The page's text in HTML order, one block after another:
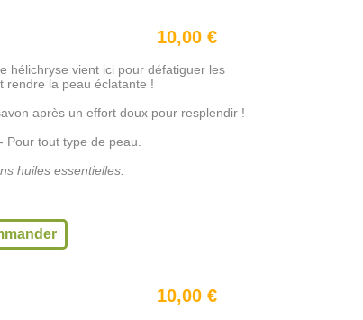
10,00 €
hélichryse vient ici pour défatiguer les
rendre la peau éclatante !
après un effort doux pour resplendir !
Pour tout type de peau.
huiles essentielles.
10,00 €